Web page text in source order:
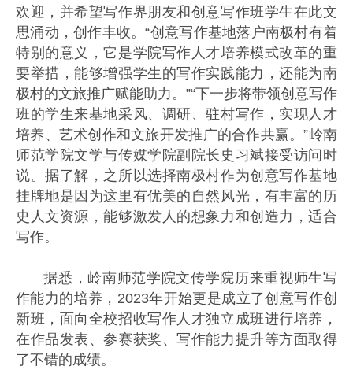
欢迎，并希望写作界朋友和创意写作班学生在此文
思涌动，创作丰收。“创意写作基地落户南极村有着
特别的意义，它是学院写作人才培养模式改革的重
要举措，能够增强学生的写作实践能力，还能为南
极村的文旅推广赋能助力。”“下一步将带领创意写作
班的学生来基地采风、调研、驻村写作，实现人才
培养、艺术创作和文旅开发推广的合作共赢。”岭南
师范学院文学与传媒学院副院长 史习斌接受访问时
说。据了解，之所以选择南极村作为创意写作基地
挂牌地是因为这里有优美的自然风光，有丰富的历
史人文资源，能够激发人的想象力和创造力，适合
写作。
据悉，岭南师范学院文传学院历来重视师生写
作能力的培养，2023年开始更是成立了创意写作创
新班，面向全校招收写作人才独立成班进行培养，
在作品发表、参赛获奖、写作能力提升等方面取得
了不错的成绩。